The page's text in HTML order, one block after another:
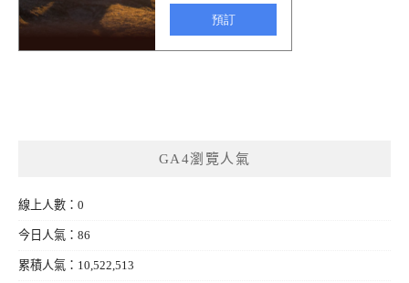
GA4瀏覽人氣
線上人數：0
今日人氣：86
累積人氣：10,522,513